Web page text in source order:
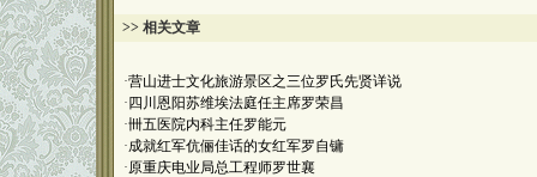
>> 相关文章
·营山进士文化旅游景区之三位罗氏先贤详说
· 四川恩阳苏维埃法庭任主席罗荣昌
·卌五医院内科主任罗能元
·成就红军伉俪佳话的女红军罗自镛
·原重庆电业局总工程师罗世襄